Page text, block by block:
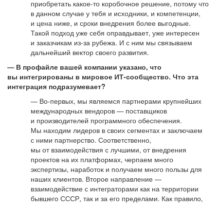
приобретать какое-то коробочное решение, потому что
в данном случае у тебя и исходники, и компетенции,
и цена ниже, и сроки внедрения более выгодные.
Такой подход уже себя оправдывает, уже интересен
и заказчикам из-за рубежа. И с ним мы связываем
дальнейший вектор своего развития.
— В профайле вашей компании указано, что
вы интегрированы в мировое ИТ-сообщество. Что эта
интеграция подразумевает?
— Во-первых, мы являемся партнерами крупнейших
международных вендоров — поставщиков
и производителей программного обеспечения.
Мы находим лидеров в своих сегментах и заключаем
с ними партнерство. Соответственно,
мы от взаимодействия с лучшими, от внедрения
проектов на их платформах, черпаем много
экспертизы, наработок и получаем много пользы для
наших клиентов. Второе направление —
взаимодействие с интеграторами как на территории
бывшего СССР, так и за его пределами. Как правило,